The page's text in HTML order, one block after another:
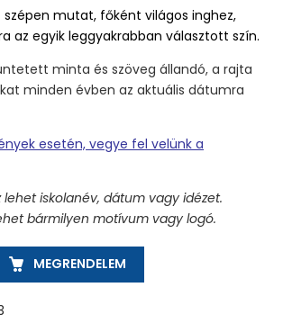
szépen mutat, főként világos inghez,
az egyik leggyakrabban választott szín.
minta és szöveg állandó, a rajta
minden évben az aktuális dátumra
esetén, vegye fel velünk a
lehet iskolanév, dátum vagy idézet.
bármilyen motívum vagy logó.
BORDÓ - PANAMA TARISZNYA
MEGRENDELEM